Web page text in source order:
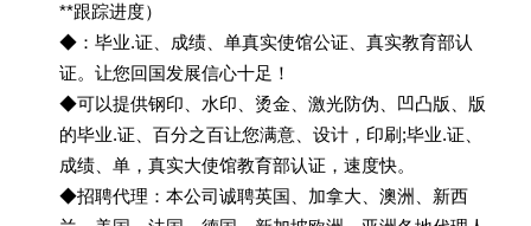
**跟踪进度）
◆：毕业.证、成绩、单真实使馆公证、真实教育部认
证。让您回国发展信心十足！
◆可以提供钢印、水印、烫金、激光防伪、凹凸版、版
的毕业.证、百分之百让您满意、设计，印刷;毕业.证、
成绩、单，真实大使馆教育部认证，速度快。
◆招聘代理：本公司诚聘英国、加拿大、澳洲、新西